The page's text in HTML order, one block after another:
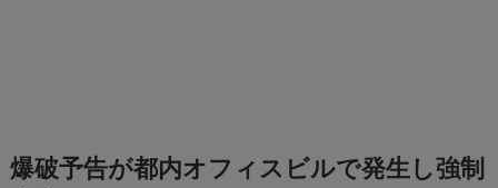
爆破予告が都内オフィスビルで発生し強制